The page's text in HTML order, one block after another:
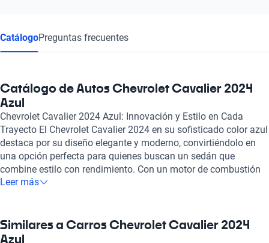
CatálogoPreguntas frecuentes
Catálogo de Autos Chevrolet Cavalier 2024
Azul
Chevrolet Cavalier 2024 Azul: Innovación y Estilo en Cada
Trayecto El Chevrolet Cavalier 2024 en su sofisticado color azul
destaca por su diseño elegante y moderno, convirtiéndolo en
una opción perfecta para quienes buscan un sedán que
combine estilo con rendimiento. Con un motor de combustión
de 1.3 litros y una potencia máxima de 161 caballos de fuerza,
kilómetros garantiza que puedas disfrutar de recorridos
prolongados, alcanzando una autonomía de hasta 840
Leer más
Similares a Carros Chevrolet Cavalier 2024
Azul